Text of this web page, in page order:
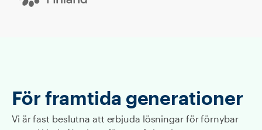
För framtida generationer
Vi är fast beslutna att erbjuda lösningar för förnybar